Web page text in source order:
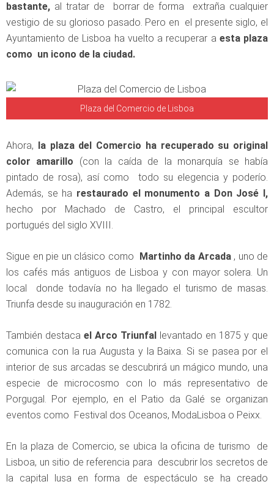
bastante, al tratar de borrar de forma extraña cualquier
vestigio de su glorioso pasado. Pero en el presente siglo, el
Ayuntamiento de Lisboa ha vuelto a recuperar a esta plaza
como un icono de la ciudad.
Plaza del Comercio de Lisboa
Ahora, la plaza del Comercio ha recuperado su original
color amarillo (con la caída de la monarquía se había
pintado de rosa), así como todo su elegencia y poderío.
Además, se ha restaurado el monumento a Don José I,
hecho por Machado de Castro, el principal escultor
portugués del siglo XVIII.
Sigue en pie un clásico como Martinho da Arcada, uno de
los cafés más antiguos de Lisboa y con mayor solera. Un
local donde todavía no ha llegado el turismo de masas.
Triunfa desde su inauguración en 1782.
También destaca el Arco Triunfal levantado en 1875 y que
comunica con la rua Augusta y la Baixa. Si se pasea por el
interior de sus arcadas se descubrirá un mágico mundo, una
especie de microcosmo con lo más representativo de
Porgugal. Por ejemplo, en el Patio da Galé se organizan
eventos como Festival dos Oceanos, ModaLisboa o Peixx.
En la plaza de Comercio, se ubica la oficina de turismo de
Lisboa, un sitio de referencia para descubrir los secretos de
la capital lusa en forma de espectáculo se ha creado